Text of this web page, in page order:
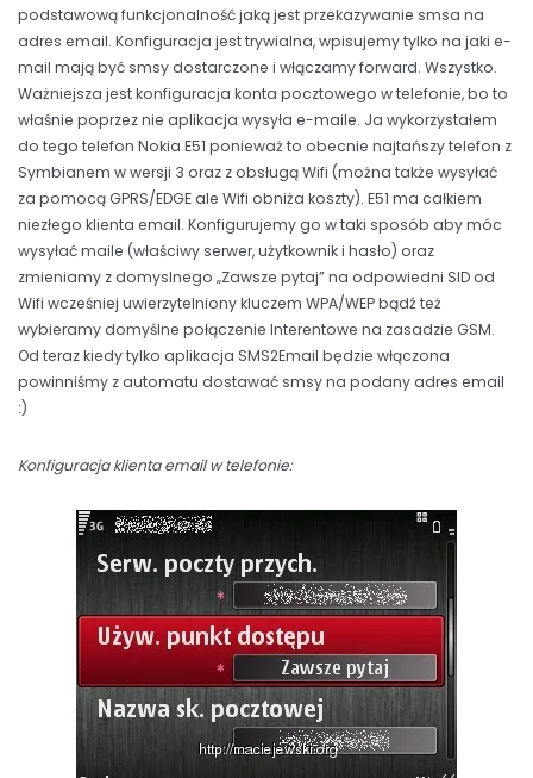
podstawową funkcjonalność jaką jest przekazywanie smsa na
adres email. Konfiguracja jest trywialna, wpisujemy tylko na jaki e-
mail mają być smsy dostarczone i włączamy forward. Wszystko.
Ważniejsza jest konfiguracja konta pocztowego w telefonie, bo to
właśnie poprzez nie aplikacja wysyła e-maile. Ja wykorzystałem
do tego telefon Nokia E51 ponieważ to obecnie najtańszy telefon z
Symbianem w wersji 3 oraz z obsługą Wifi (można także wysyłać
za pomocą GPRS/EDGE ale Wifi obniża koszty). E51 ma całkiem
niezłego klienta email. Konfigurujemy go w taki sposób aby móc
wysyłać maile (właściwy serwer, użytkownik i hasło) oraz
zmieniamy z domyslnego „Zawsze pytaj” na odpowiedni SID od
Wifi wcześniej uwierzytelniony kluczem WPA/WEP bądź też
wybieramy domyślne połączenie Interentowe na zasadzie GSM.
Od teraz kiedy tylko aplikacja SMS2Email będzie włączona
powinniśmy z automatu dostawać smsy na podany adres email
:)
Konfiguracja klienta email w telefonie: